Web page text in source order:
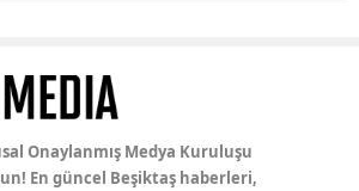
Onaylanmış Medya Kuruluşu
En güncel Beşiktaş haberleri,